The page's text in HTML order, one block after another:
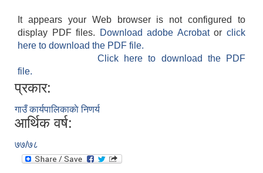
It appears your Web browser is not configured to
display PDF files.
Download adobe Acrobatorclick
here to download the PDF file.
Click here to download the PDF
file.
प्रकार:
गाउँ कार्यपालिकाकाे निणर्य
आर्थिक वर्ष:
७७/७८